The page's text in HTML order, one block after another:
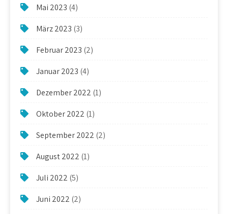
Mai 2023 (4)
März 2023 (3)
Februar 2023 (2)
Januar 2023 (4)
Dezember 2022 (1)
Oktober 2022 (1)
September 2022 (2)
August 2022 (1)
Juli 2022 (5)
Juni 2022 (2)